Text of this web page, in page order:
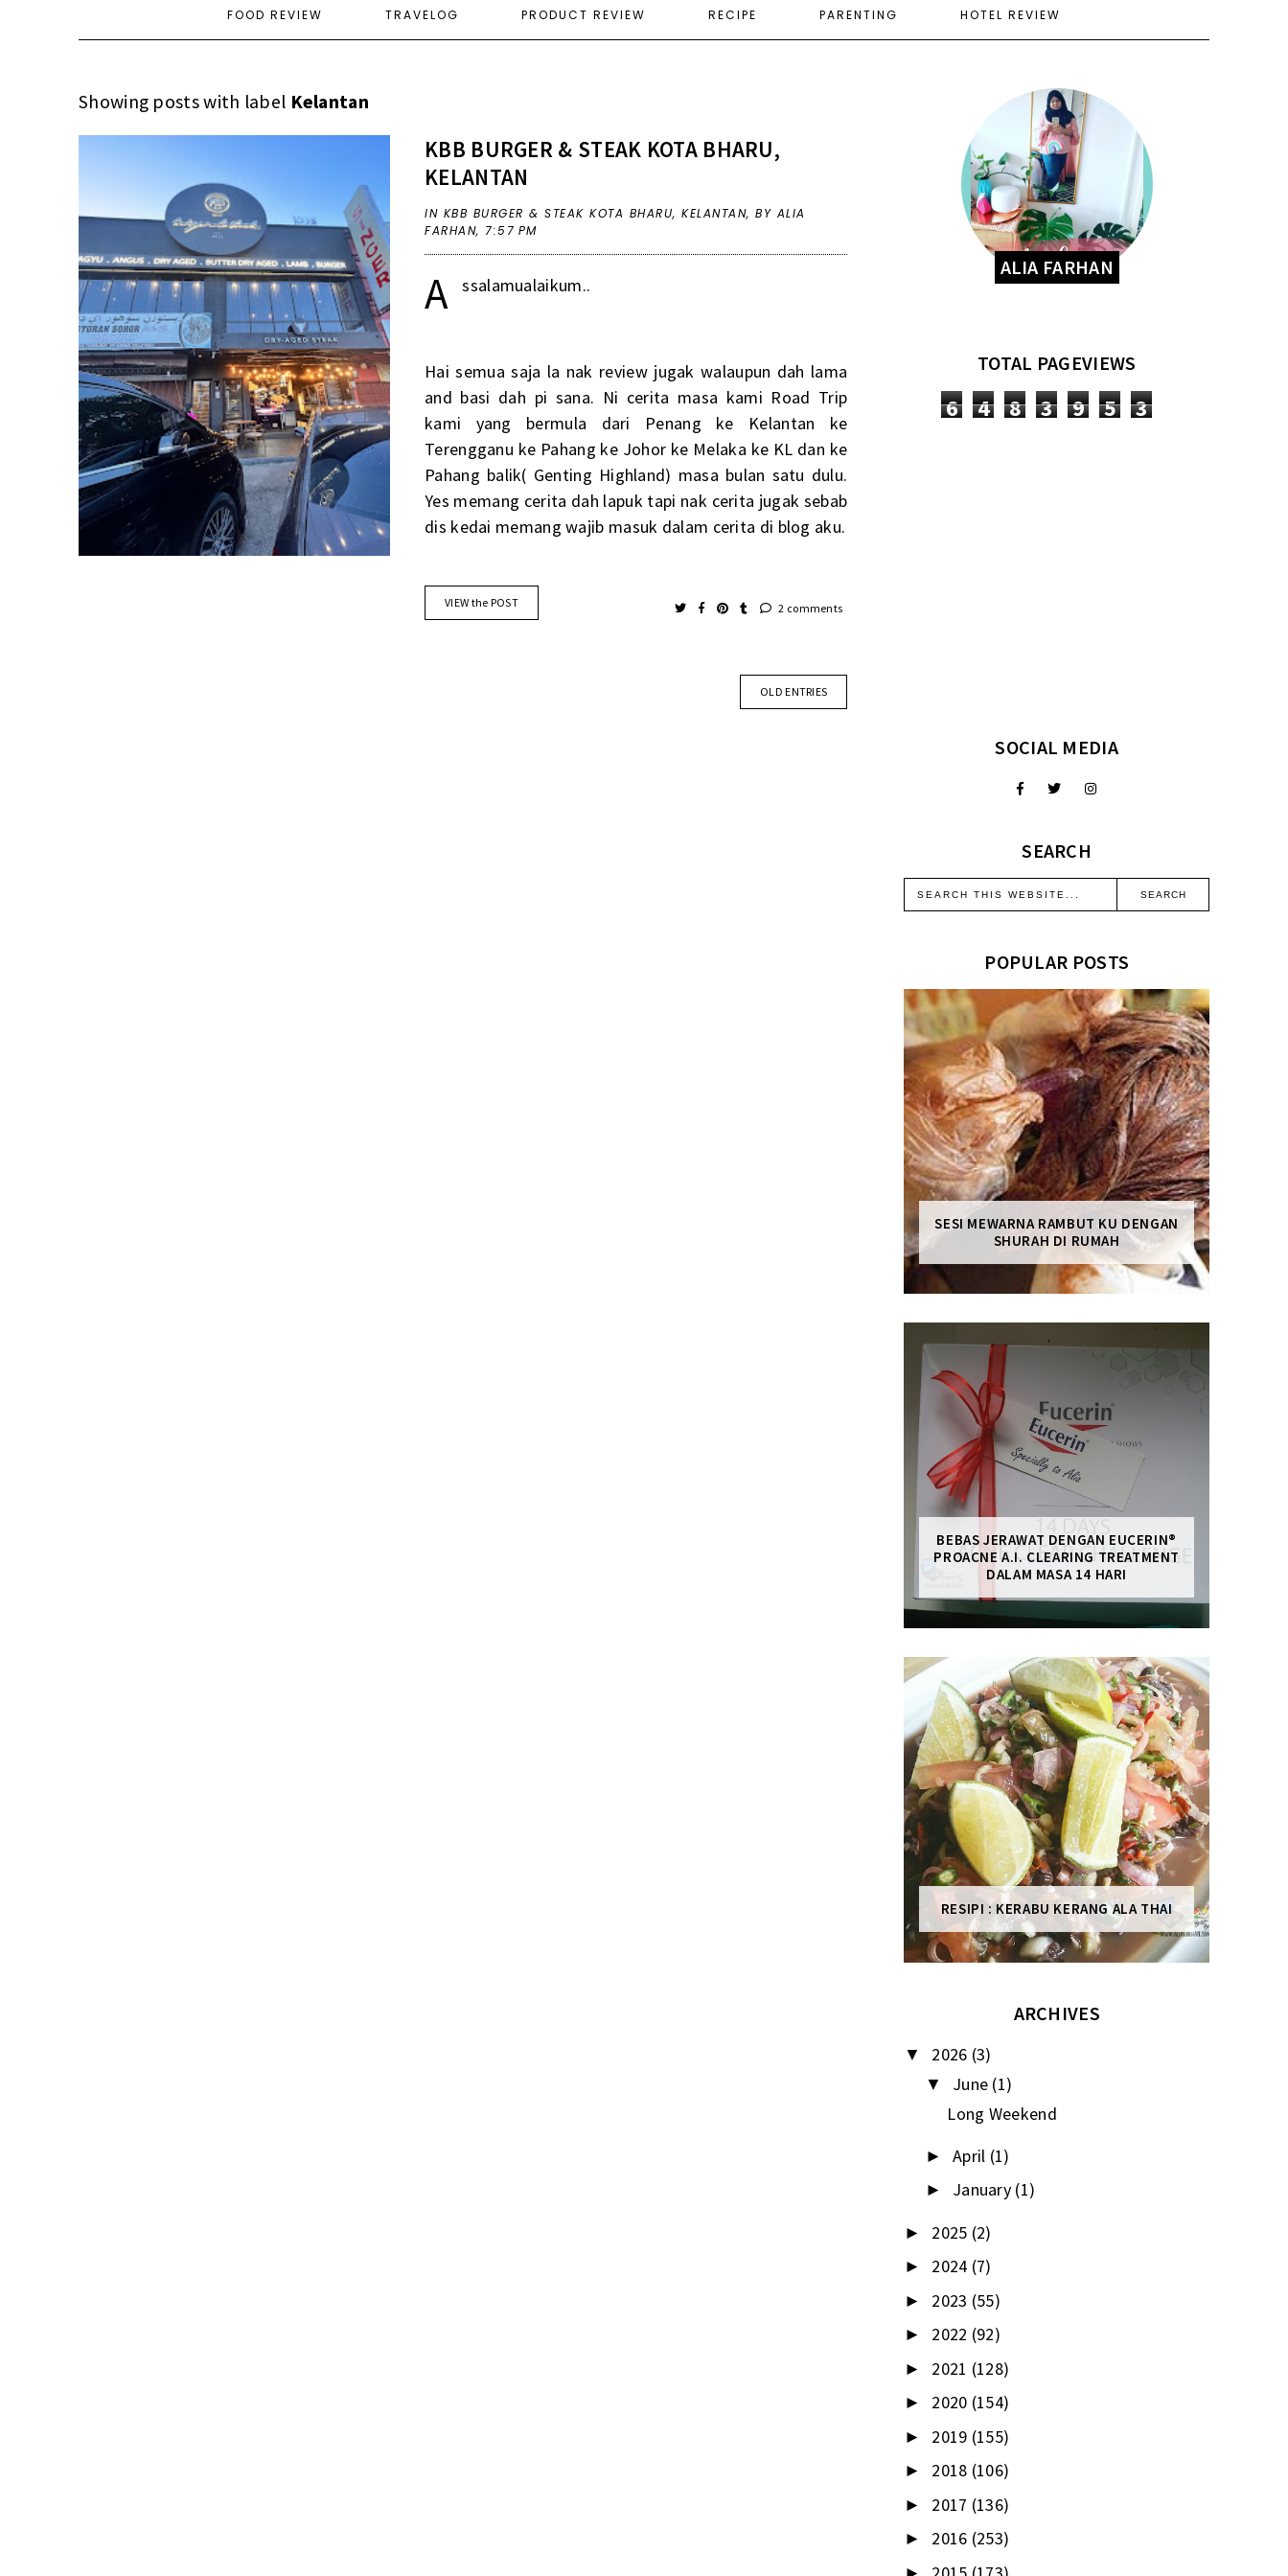
FOOD REVIEW TRAVELOG PRODUCT REVIEW RECIPE PARENTING HOTEL REVIEW
Showing posts with label Kelantan
KBB BURGER & STEAK KOTA BHARU,
KELANTAN
IN KBB BURGER & STEAK KOTA BHARU,KELANTAN,BY ALIA
FARHAN, 7:57 PM
A ssalamualaikum..
Hai semua saja la nak review jugak walaupun dah lama
and basi dah pi sana. Ni cerita masa kami Road Trip
kami yang bermula dari Penang ke Kelantan ke
Terengganu ke Pahang ke Johor ke Melaka ke KL dan ke
Pahang balik( Genting Highland) masa bulan satu dulu.
Yes memang cerita dah lapuk tapi nak cerita jugak sebab
dis kedai memang wajib masuk dalam cerita di blog aku.
VIEW the POST 2 comments
OLD ENTRIES
ALIA FARHAN
TOTAL PAGEVIEWS
6 4 8 3 9 5 3
SOCIAL MEDIA
SEARCH
POPULAR POSTS
SESI MEWARNA RAMBUT KU DENGAN
SHURAH DI RUMAH
BEBAS JERAWAT DENGAN EUCERIN®
PROACNE A.I. CLEARING TREATMENT
DALAM MASA 14 HARI
RESIPI : KERABU KERANG ALA THAI
ARCHIVES
▼ 2026 (3)
▼ June (1)
Long Weekend
► April (1)
► January (1)
► 2025 (2)
► 2024 (7)
► 2023 (55)
► 2022 (92)
► 2021 (128)
► 2020 (154)
► 2019 (155)
► 2018 (106)
► 2017 (136)
► 2016 (253)